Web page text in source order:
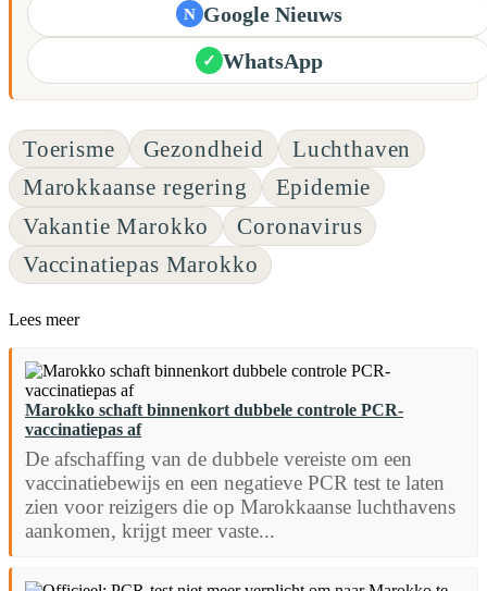
N Google Nieuws
✓ WhatsApp
Toerisme Gezondheid
Luchthaven
Marokkaanse regering
Epidemie
Vakantie Marokko
Coronavirus
Vaccinatiepas Marokko
Lees meer
Marokko schaft binnenkort dubbele controle PCR-
vaccinatiepas af
De afschaffing van de dubbele vereiste om een
vaccinatiebewijs en een negatieve PCR test te laten
zien voor reizigers die op Marokkaanse luchthavens
aankomen, krijgt meer vaste...